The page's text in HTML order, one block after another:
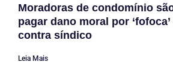
Moradoras de condomínio
pagar dano moral por
contra síndico
Leia Mais